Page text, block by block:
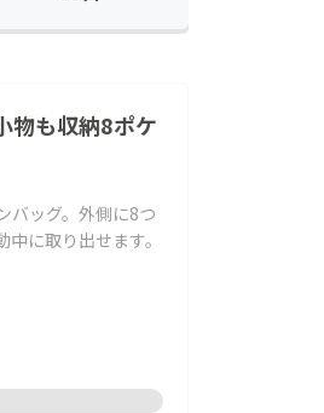
物も収納8ポケ
バッグ。外側に8つ
に取り出せます。